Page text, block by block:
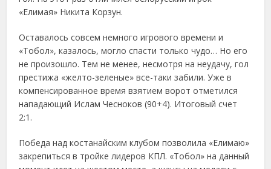
«Елимая» Никита Корзун.
Оставалось совсем немного игрового времени и
«Тобол», казалось, могло спасти только чудо… Но его
не произошло. Тем не менее, несмотря на неудачу, гол
престижа «желто-зеленые» все-таки забили. Уже в
компенсированное время взятием ворот отметился
нападающий Ислам Чесноков (90+4). Итоговый счет
2:1.
Победа над костанайским клубом позволила «Елимаю»
закрепиться в тройке лидеров КПЛ. «Тобол» на данный